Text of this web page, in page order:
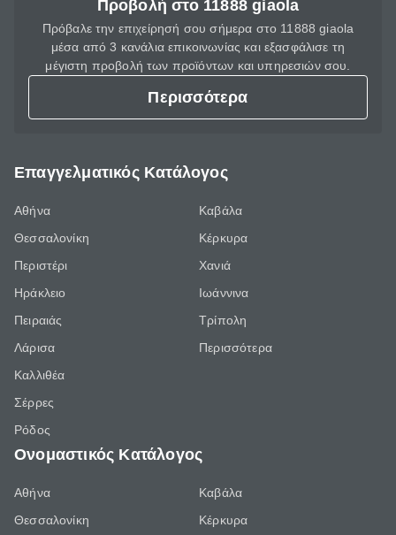
Προβολή στο 11888 giaola
Πρόβαλε την επιχείρησή σου σήμερα στο 11888 giaola
μέσα από 3 κανάλια επικοινωνίας και εξασφάλισε τη
μέγιστη προβολή των προϊόντων και υπηρεσιών σου.
Περισσότερα
Επαγγελματικός Κατάλογος
Αθήνα
Θεσσαλονίκη
Περιστέρι
Ηράκλειο
Πειραιάς
Λάρισα
Καλλιθέα
Σέρρες
Ρόδος
Καβάλα
Κέρκυρα
Χανιά
Ιωάννινα
Τρίπολη
Περισσότερα
Ονομαστικός Κατάλογος
Αθήνα
Θεσσαλονίκη
Καβάλα
Κέρκυρα